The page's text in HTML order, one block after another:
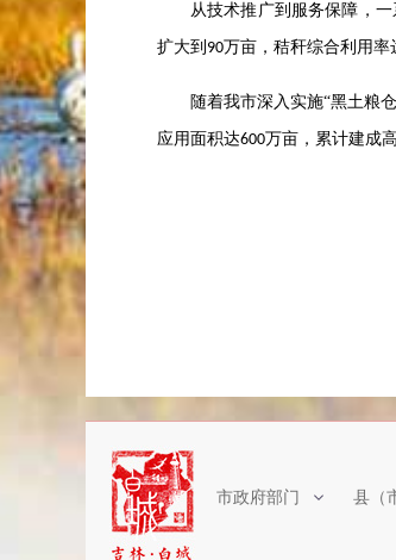
从技术推广到服务保障，
扩大到 90万亩，秸秆综合利用率
随着我市深入实施“黑土粮
应用面积达600万亩，累计建成
市政府部门 县（